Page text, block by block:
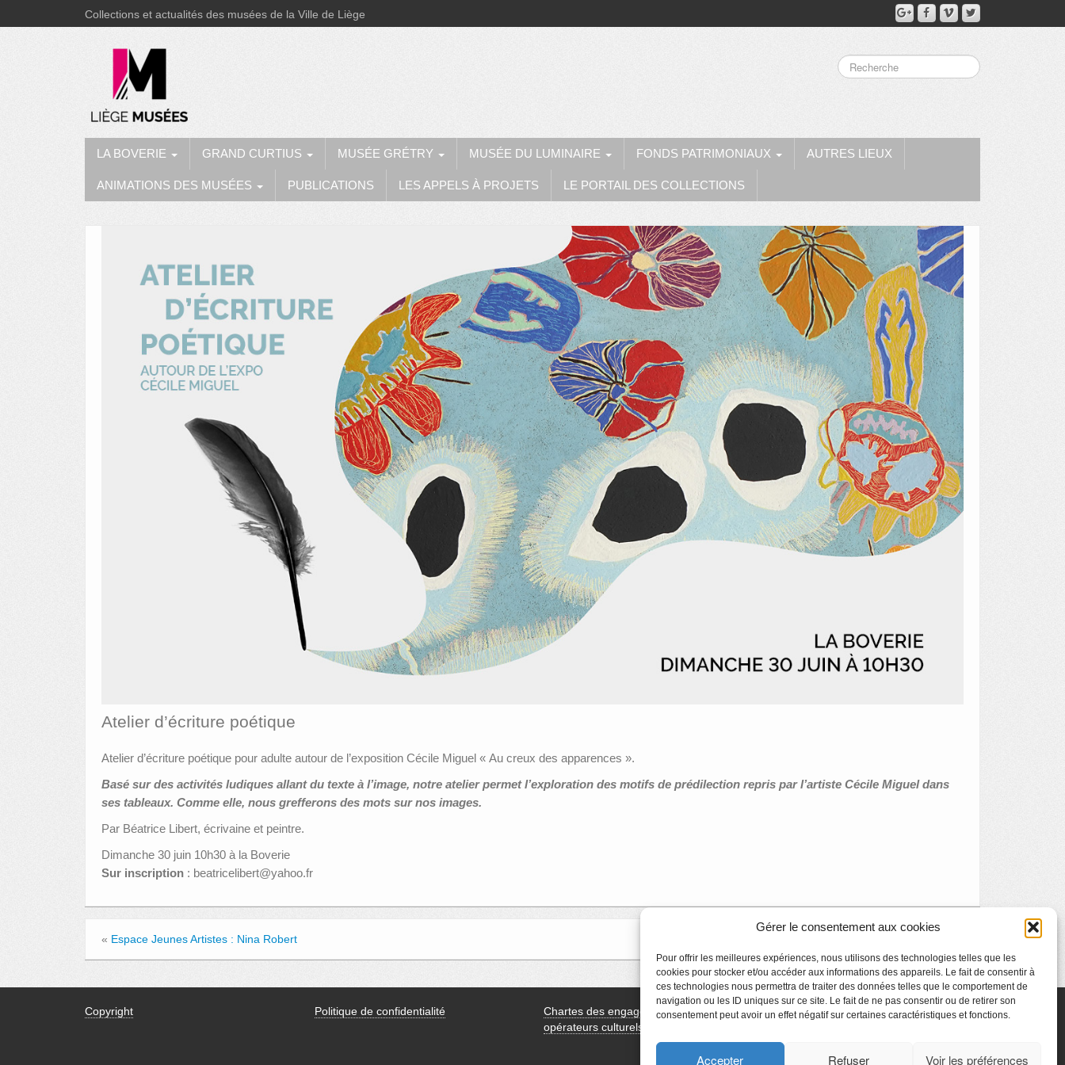
Gérer le consentement aux cookies
Pour offrir les meilleures expériences, nous utilisons des technologies telles que les
cookies pour stocker et/ou accéder aux informations des appareils. Le fait de consentir à
ces technologies nous permettra de traiter des données telles que le comportement de
navigation ou les ID uniques sur ce site. Le fait de ne pas consentir ou de retirer son
consentement peut avoir un effet négatif sur certaines caractéristiques et fonctions.
Accepter Refuser Voir les préférences
Collections et actualités des musées de la Ville de Liège
LA BOVERIE GRAND CURTIUS MUSÉE GRÉTRY MUSÉE DU LUMINAIRE FONDS PATRIMONIAUX AUTRES LIEUX
ANIMATIONS DES MUSÉES PUBLICATIONS LES APPELS À PROJETS LE PORTAIL DES COLLECTIONS
Atelier d’écriture poétique
Atelier d’écriture poétique pour adulte autour de l’exposition Cécile Miguel « Au creux des apparences ».
Basé sur des activités ludiques allant du texte à l’image, notre atelier permet l’exploration des motifs de prédilection repris par l’artiste Cécile Miguel dans
ses tableaux. Comme elle, nous grefferons des mots sur nos images.
Par Béatrice Libert, écrivaine et peintre.
Dimanche 30 juin 10h30 à la Boverie
Sur inscription : beatricelibert@yahoo.fr
« Espace Jeunes Artistes : Nina Robert
Copyright Politique de confidentialité
Chartes des engagements des
opérateurs culturels